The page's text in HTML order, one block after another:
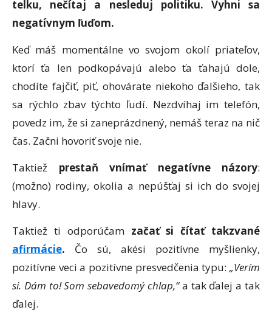
telku, nečítaj a nesleduj politiku. Vyhni sa
negatívnym ľuďom.
Keď máš momentálne vo svojom okolí priateľov,
ktorí ťa len podkopávajú alebo ťa ťahajú dole,
chodíte fajčiť, piť, ohovárate niekoho ďalšieho, tak
sa rýchlo zbav týchto ľudí. Nezdvíhaj im telefón,
povedz im, že si zaneprázdnený, nemáš teraz na nič
čas. Začni hovoriť svoje nie.
Taktiež prestaň vnímať negatívne názory:
(možno) rodiny, okolia a nepúšťaj si ich do svojej
hlavy.
Taktiež ti odporúčam začať si čítať takzvané
afirmácie. Čo sú, akési pozitívne myšlienky,
pozitívne veci a pozitívne presvedčenia typu: „Verím
si. Dám to! Som sebavedomý chlap,“a tak ďalej a tak
ďalej.